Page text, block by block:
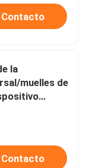
Contacto
la
muelles de
Contacto